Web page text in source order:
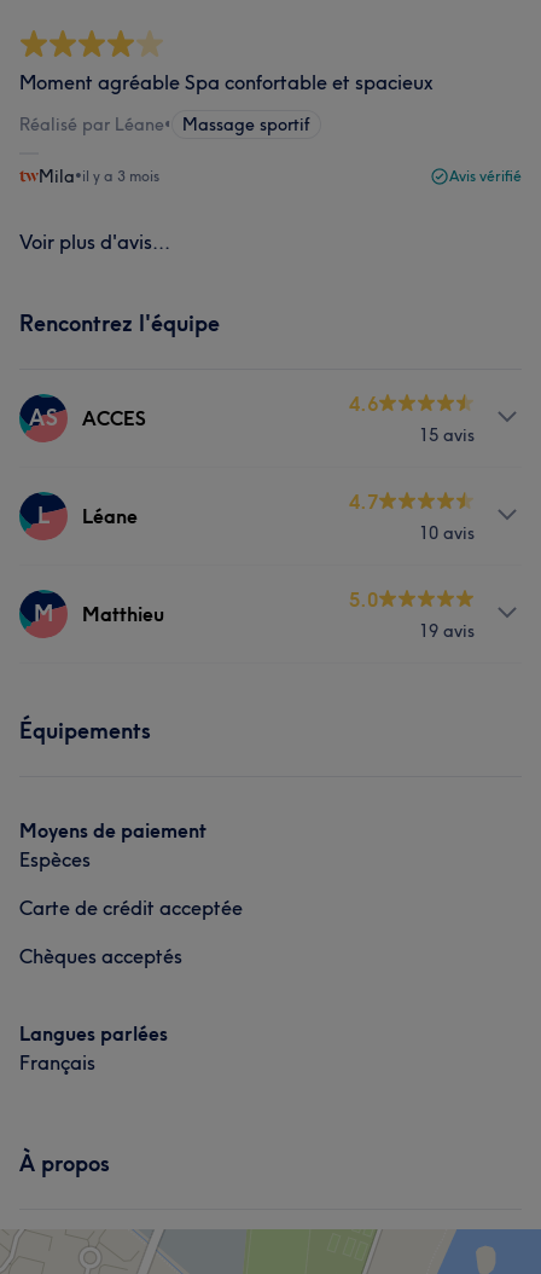
Moment agréable Spa confortable et spacieux
Réalisé par Léane• Massage sportif
Mila•il y a 3 mois Avis vérifié
Voir plus d'avis...
Rencontrez l'équipe
AS ACCES
4.6
15 avis
Prestations
L Léane
4.7
10 avis
Prestations
M Matthieu
5.0
19 avis
Équipements
Moyens de paiement
Espèces
Carte de crédit acceptée
Chèques acceptés
Langues parlées
Français
À propos